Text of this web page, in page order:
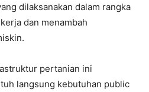
dilaksanakan dalam rangka
dan menambah
pertanian ini
langsung kebutuhan public